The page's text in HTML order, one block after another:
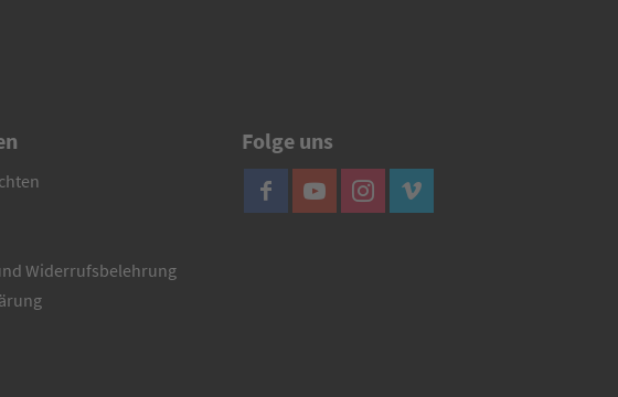
Widerrufsbelehrung
Folge uns